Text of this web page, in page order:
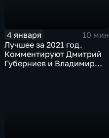
4 января
10 мин
Лучшее за 2021 год.
Комментируют Дмитрий
Губерниев и Владимир